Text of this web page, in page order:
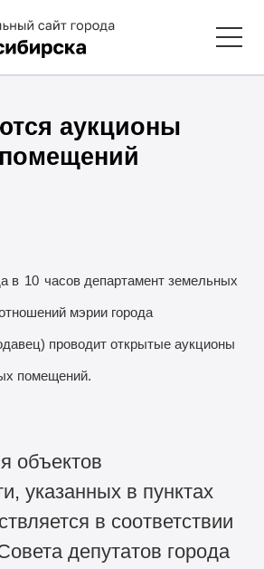
аукционы
в 10 часов департамент земельных
мэрии города
проводит открытые аукционы
помещений.
объектов
указанных в пунктах
в соответствии
депутатов города